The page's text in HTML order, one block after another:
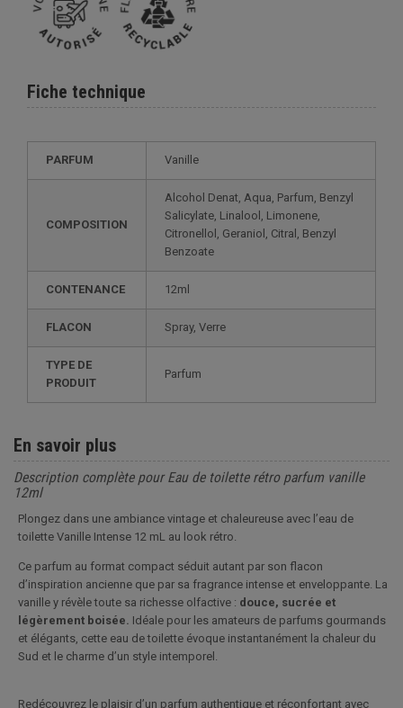
Fiche technique
PARFUM Vanille
COMPOSITION
Alcohol Denat, Aqua, Parfum, Benzyl
Salicylate, Linalool, Limonene,
Citronellol, Geraniol, Citral, Benzyl
Benzoate
CONTENANCE 12ml
FLACON Spray, Verre
TYPE DE
PRODUIT
Parfum
En savoir plus
Description complète pour Eau de toilette rétro parfum vanille
12ml
Plongez dans une ambiance vintage et chaleureuse avec l’eau de
toilette Vanille Intense 12 mL au look rétro.
Ce parfum au format compact séduit autant par son flacon
d’inspiration ancienne que par sa fragrance intense et enveloppante. La
vanille y révèle toute sa richesse olfactive : douce, sucrée et
légèrement boisée. Idéale pour les amateurs de parfums gourmands
et élégants, cette eau de toilette évoque instantanément la chaleur du
Sud et le charme d’un style intemporel.
Redécouvrez le plaisir d’un parfum authentique et réconfortant avec